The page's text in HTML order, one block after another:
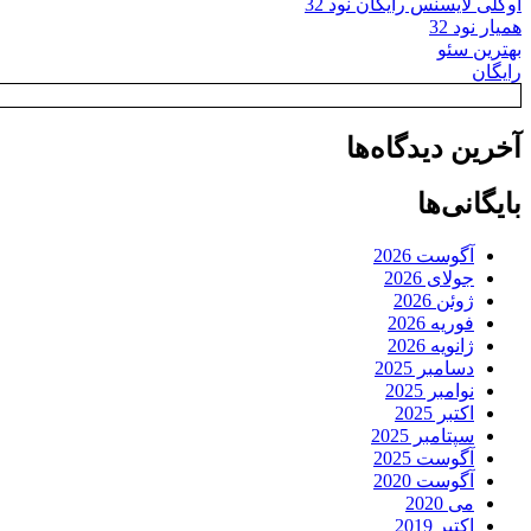
همیار نود 32
بهترین سئو
رایگان
آخرین دیدگاه‌ها
بایگانی‌ها
آگوست 2026
جولای 2026
ژوئن 2026
فوریه 2026
ژانویه 2026
دسامبر 2025
نوامبر 2025
اکتبر 2025
سپتامبر 2025
آگوست 2025
آگوست 2020
می 2020
اکتبر 2019